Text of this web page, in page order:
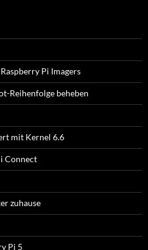
Pi Imagers
Reihenfolge beheben
mit Kernel 6.6
Connect
zuhause
Pi 5